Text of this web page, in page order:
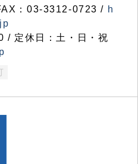
：03-3312-0723 / h
/ 定休日：土・日・祝